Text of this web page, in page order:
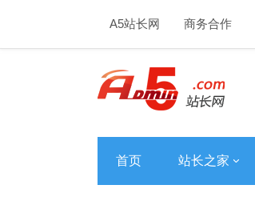
A5站长网 商务合作
首页 站长之家